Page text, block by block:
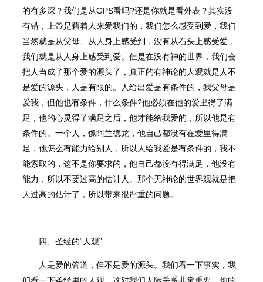
的有多深？我们是从GPS看吗?还是你就是看外表？其实没
有错，上帝是藉着人来爱我们的，我们怎么感受到爱，我们
当然就是从父母、从人身上感受到，没有从石头上感受爱，
我们就是从人身上感受到爱。但是在没有神的世界，我们会
把人当成了那个爱的源头了，真正的有神论的人观就是人不
是爱的源头，人是有限的。人给出爱是有条件的，我父母是
爱我，但他也有条件，什么条件?他必须在他的爱里得了满
足，他的心灵得了满足之后，他才能给我爱的，所以他是有
条件的。一个人，像阿兰德龙，他自己都没有在爱里得满
足，他怎么有能力给别人，所以人给我爱是有条件的，我不
能索取的，这不是你要求的，他自己都没有得满足，他没有
能力，所以不要过高的估计人。那个无神论的世界观就是把
人过高的估计了，所以带来很严重的问题。
四、圣经的“人观”
人是爱的管道，但不是爱的源头。我们看一下事实，我